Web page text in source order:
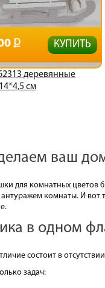
деревянные
см
КУПИТЬ
ваш
для комнатных цветов
комнаты. И вот
в одном
состоит в
задач: